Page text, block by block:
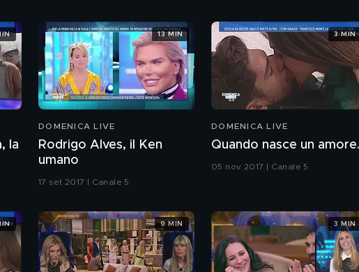
la
DOMENICA LIVE
Rodrigo Alves, il Ken
umano
17 set 2017 | Canale 5
13 MIN
DOMENICA LIVE
Quando nasce un
05 nov 2017 | Canale 5
3 MIN
9 MIN 3 MIN